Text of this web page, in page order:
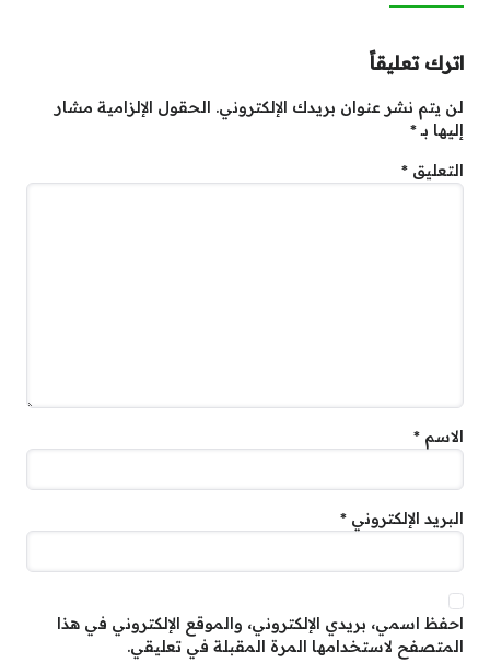
اترك تعليقاً
لن يتم نشر عنوان بريدك الإلكتروني. الحقول الإلزامية مشار
إليها بـ*
التعليق *
الاسم *
البريد الإلكتروني *
احفظ اسمي، بريدي الإلكتروني، والموقع الإلكتروني في هذا
المتصفح لاستخدامها المرة المقبلة في تعليقي.